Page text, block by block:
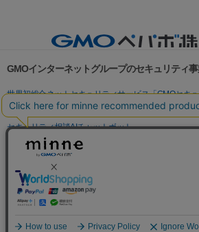
GMOインターネットグループのセキュリティ
世界初総合ネットセキュリティサービス「GMOセキュ
パスワード漏洩診断
Webサイトリスク診断
セキュリティ相談AIチャットボット
実在証明・盗聴対策
サイバー攻撃対策（GMO Flatt Security）
セキュリティ事業の軌跡